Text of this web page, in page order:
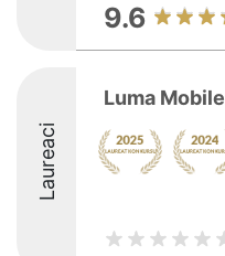
9.6
Laureaci
Luma Mobile